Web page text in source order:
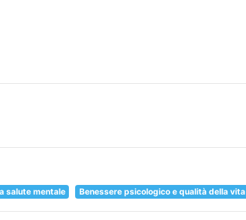
salute mentale Benessere psicologico e qualità della vita